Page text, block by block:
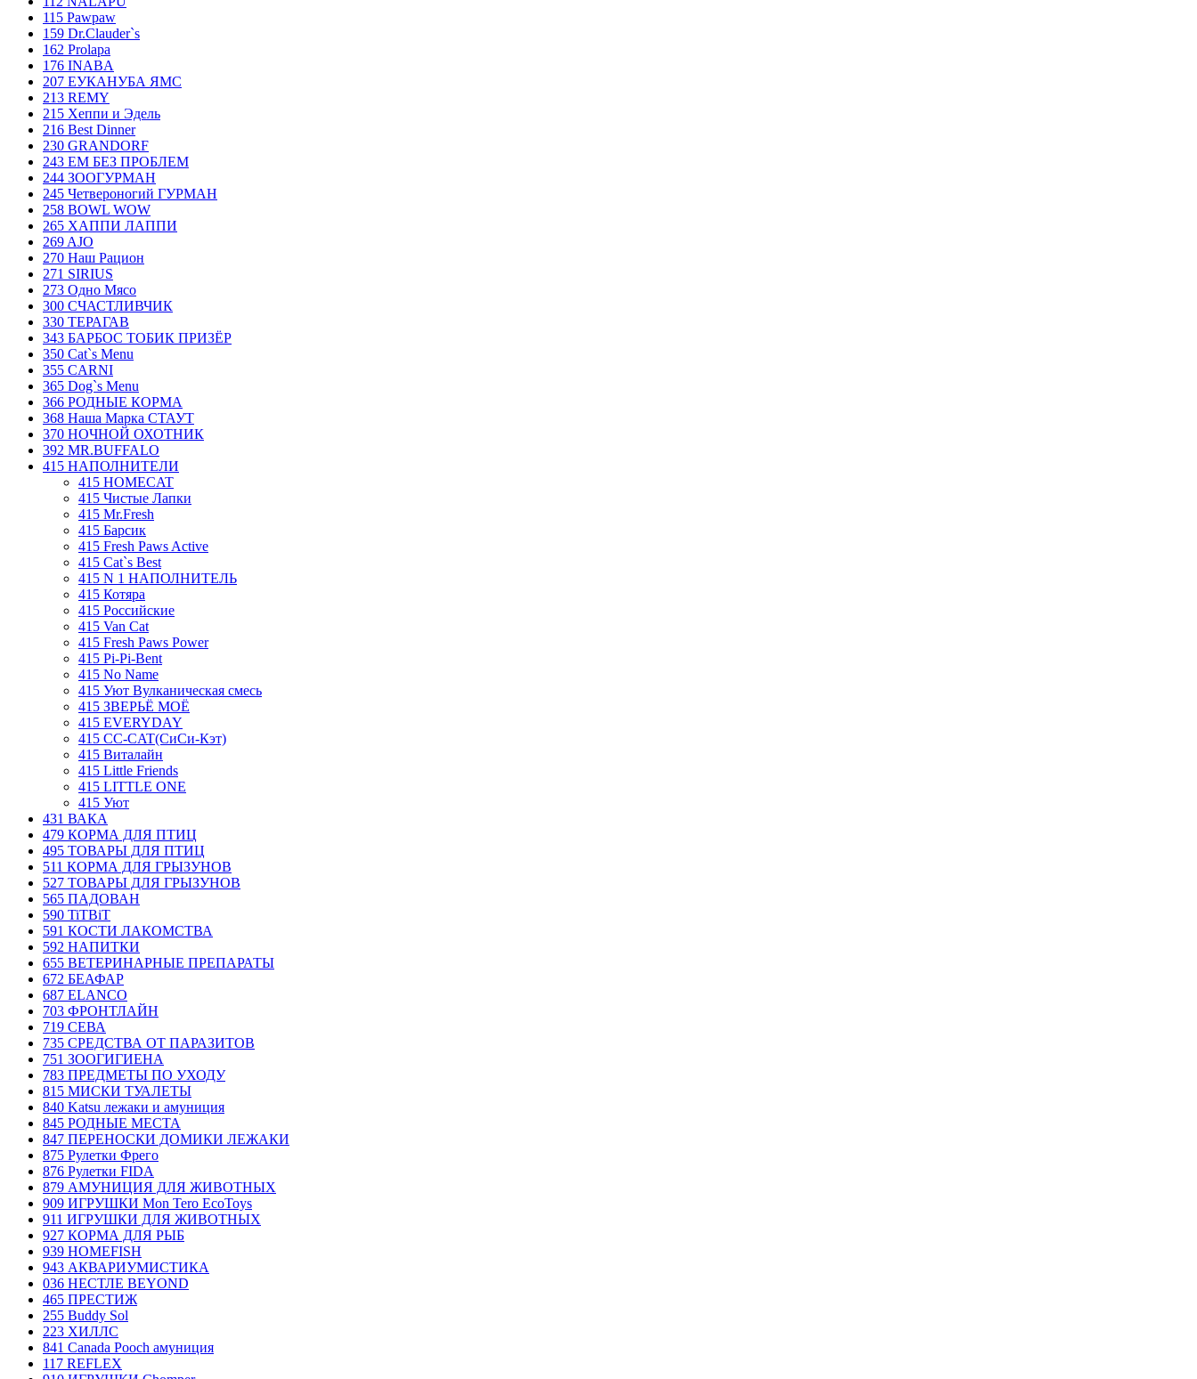
115 Pawpaw
159 Dr.Clauder`s
162 Prolapa
176 INABA
207 ЕУКАНУБА ЯМС
213 REMY
215 Хеппи и Эдель
216 Best Dinner
230 GRANDORF
243 ЕМ БЕЗ ПРОБЛЕМ
244 ЗООГУРМАН
245 Четвероногий ГУРМАН
258 BOWL WOW
265 ХАППИ ЛАППИ
269 AJO
270 Наш Рацион
271 SIRIUS
273 Одно Мясо
300 СЧАСТЛИВЧИК
330 ТЕРАГАВ
343 БАРБОС ТОБИК ПРИЗЁР
350 Cat`s Menu
355 CARNI
365 Dog`s Menu
366 РОДНЫЕ КОРМА
368 Наша Марка СТАУТ
370 НОЧНОЙ ОХОТНИК
392 MR.BUFFALO
415 НАПОЛНИТЕЛИ
415 HOMECAT
415 Чистые Лапки
415 Mr.Fresh
415 Барсик
415 Fresh Paws Active
415 Cat`s Best
415 N 1 НАПОЛНИТЕЛЬ
415 Котяра
415 Pоссийские
415 Van Cat
415 Fresh Paws Power
415 Рi-Pi-Bent
415 No Name
415 Уют Вулканическая смесь
415 ЗВЕРЬЁ МОЁ
415 EVERYDAY
415 CC-CAT(СиСи-Кэт)
415 Виталайн
415 Little Friends
415 LITTLE ONE
415 Уют
431 ВАКА
479 КОРМА ДЛЯ ПТИЦ
495 ТОВАРЫ ДЛЯ ПТИЦ
511 КОРМА ДЛЯ ГРЫЗУНОВ
527 ТОВАРЫ ДЛЯ ГРЫЗУНОВ
565 ПАДОВАН
590 TiTBiT
591 КОСТИ ЛАКОМСТВА
592 НАПИТКИ
655 ВЕТЕРИНАРНЫЕ ПРЕПАРАТЫ
672 БЕАФАР
687 ELANCO
703 ФРОНТЛАЙН
719 СЕВА
735 СРЕДСТВА ОТ ПАРАЗИТОВ
751 ЗООГИГИЕНА
783 ПРЕДМЕТЫ ПО УХОДУ
815 МИСКИ ТУАЛЕТЫ
840 Katsu лежаки и амуниция
845 РОДНЫЕ МЕСТА
847 ПЕРЕНОСКИ ДОМИКИ ЛЕЖАКИ
875 Рулетки Фрего
876 Рулетки FIDA
879 АМУНИЦИЯ ДЛЯ ЖИВОТНЫХ
909 ИГРУШКИ Mon Tero EcoToys
911 ИГРУШКИ ДЛЯ ЖИВОТНЫХ
927 КОРМА ДЛЯ РЫБ
939 HOMEFISH
943 АКВАРИУМИСТИКА
036 НЕСТЛЕ BEYOND
465 ПРЕСТИЖ
255 Buddy Sol
223 ХИЛЛC
841 Canada Poоch амуниция
117 REFLEX